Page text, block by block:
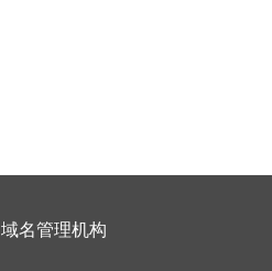
域名管理机构